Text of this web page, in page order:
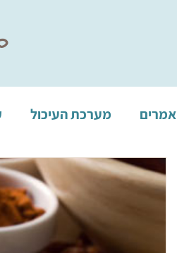
מערכת העיכול
פיברומיאלגיה, תשישות כרונית
אורתופדיה וכאב
תזונה מתאימה